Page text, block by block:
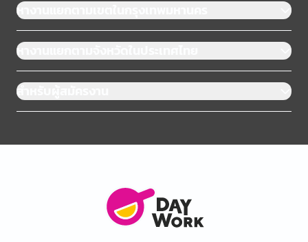
หางานแยกตามเขตในกรุงเทพมหานคร
หางานแยกตามจังหวัดในประเทศไทย
สำหรับผู้สมัครงาน